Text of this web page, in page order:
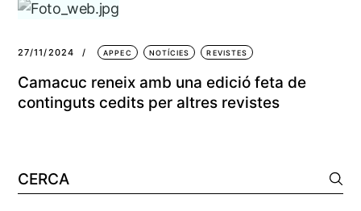
27/11/2024 APPEC NOTÍCIES REVISTES
Camacuc reneix amb una edició feta de
continguts cedits per altres revistes
Cerca: